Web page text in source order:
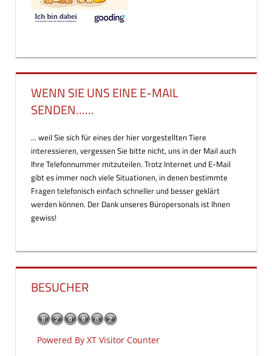
WENN SIE UNS EINE E-MAIL
SENDEN……
... weil Sie sich für eines der hier vorgestellten Tiere
interessieren, vergessen Sie bitte nicht, uns in der Mail auch
Ihre Telefonnummer mitzuteilen. Trotz Internet und E-Mail
gibt es immer noch viele Situationen, in denen bestimmte
Fragen telefonisch einfach schneller und besser geklärt
werden können. Der Dank unseres Büropersonals ist Ihnen
gewiss!
BESUCHER
Powered By XT Visitor Counter